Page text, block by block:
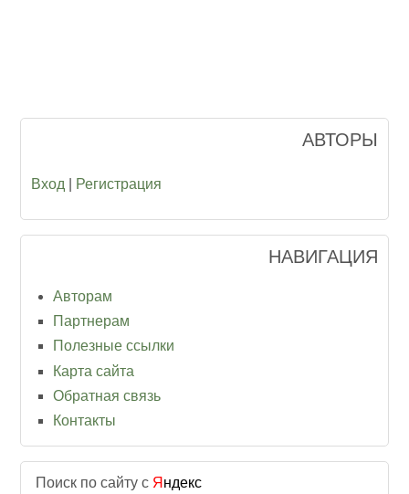
АВТОРЫ
Вход Регистрация
НАВИГАЦИЯ
Авторам
Партнерам
Полезные ссылки
Карта сайта
Обратная связь
Контакты
Поиск по сайту с Я ндекс